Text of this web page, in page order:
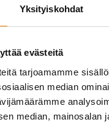
Yksityiskohdat
evästeitä
tarjoamamme
median
median, mainosalan
ja viesti, niin
pian